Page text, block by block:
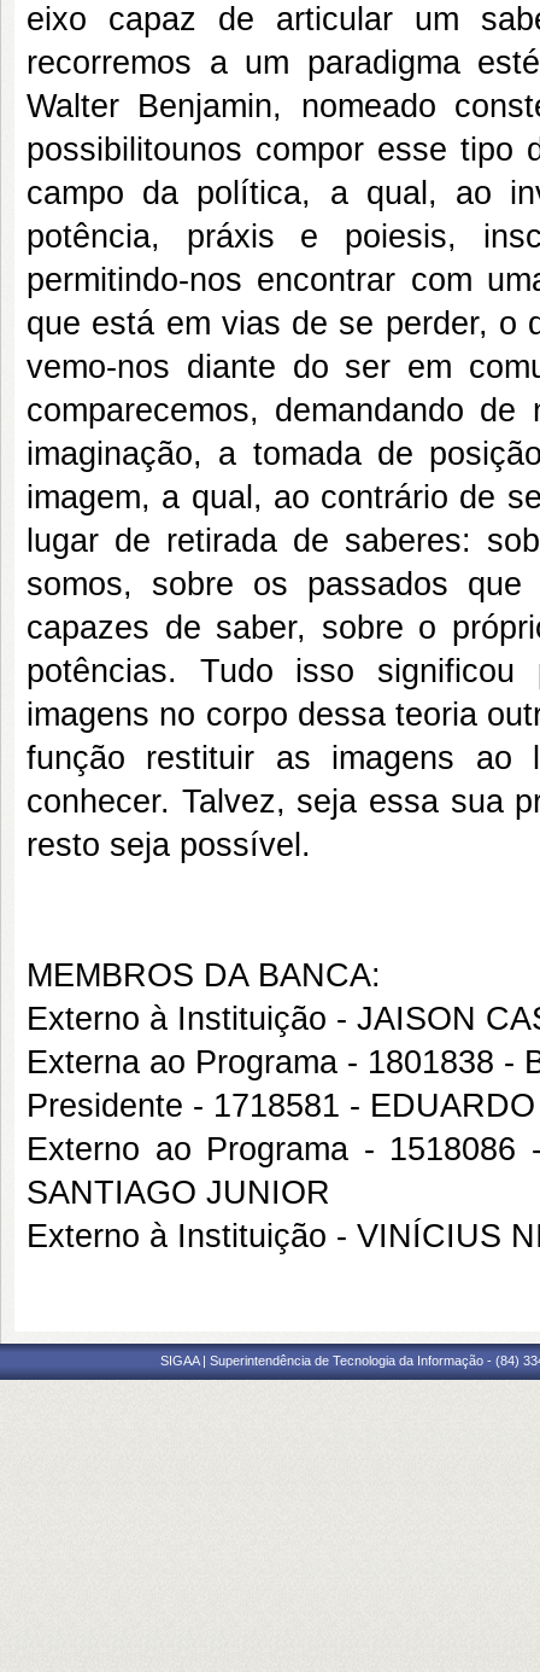
eixo capaz de articular um
recorremos a um paradigma
Walter Benjamin, nomeado
possibilitounos compor esse tipo
campo da política, a qual, ao
potência, práxis e poiesis,
permitindo-nos encontrar com
que está em vias de se perder, o
vemo-nos diante do ser em
comparecemos, demandando
imaginação, a tomada de
imagem, a qual, ao contrário de
lugar de retirada de saberes:
somos, sobre os passados
capazes de saber, sobre o
potências. Tudo isso
imagens no corpo dessa teoria
função restituir as imagens
conhecer. Talvez, seja essa sua
resto seja possível.
MEMBROS DA BANCA:
Externo à Instituição - JAISON
Externa ao Programa - 1801838 -
Presidente - 1718581 -
Externo ao Programa - 1518086
SANTIAGO JUNIOR
Externo à Instituição - VINÍCIUS
SIGAA | Superintendência de Tecnologia da Informação - (84)